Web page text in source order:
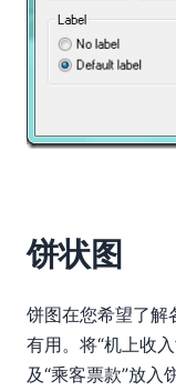
饼状图
饼图在您希望了解
有用。将“机上收
及“乘客票款”放入